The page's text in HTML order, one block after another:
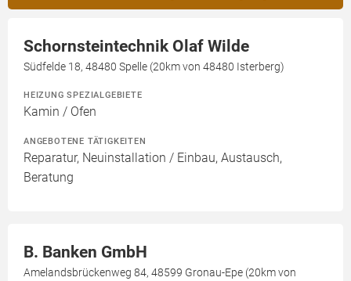
Schornsteintechnik Olaf Wilde
Südfelde 18, 48480 Spelle (20km von 48480 Isterberg)
HEIZUNG SPEZIALGEBIETE
Kamin / Ofen
ANGEBOTENE TÄTIGKEITEN
Reparatur, Neuinstallation / Einbau, Austausch,
Beratung
B. Banken GmbH
Amelandsbrückenweg 84, 48599 Gronau-Epe (20km von